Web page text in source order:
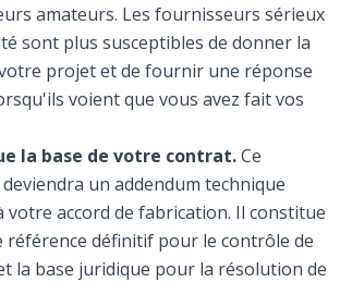
amateurs. Les fournisseurs sérieux
sont plus susceptibles de donner la
projet et de fournir une réponse
voient que vous avez fait vos
la base de votre contrat.Ce
un addendum technique
votre accord de fabrication. Il constitue
référence définitif pour le contrôle de
la base juridique pour la résolution de